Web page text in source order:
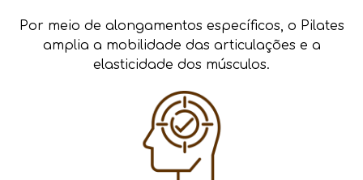
Por meio de alongamentos específicos, o Pilates
amplia a mobilidade das articulações e a
elasticidade dos músculos.